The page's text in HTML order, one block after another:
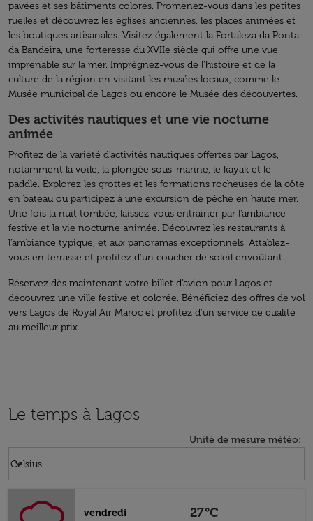
pavées et ses bâtiments colorés. Promenez-vous dans les petites
ruelles et découvrez les églises anciennes, les places animées et
les boutiques artisanales. Visitez également la Fortaleza da Ponta
da Bandeira, une forteresse du XVIIe siècle qui offre une vue
imprenable sur la mer. Imprégnez-vous de l'histoire et de la
culture de la région en visitant les musées locaux, comme le
Musée municipal de Lagos ou encore le Musée des découvertes.
Des activités nautiques et une vie nocturne
animée
Profitez de la variété d’activités nautiques offertes par Lagos,
notamment la voile, la plongée sous-marine, le kayak et le
paddle. Explorez les grottes et les formations rocheuses de la côte
en bateau ou participez à une excursion de pêche en haute mer.
Une fois la nuit tombée, laissez-vous entrainer par l'ambiance
festive et la vie nocturne animée. Découvrez les restaurants à
l’ambiance typique, et aux panoramas exceptionnels. Attablez-
vous en terrasse et profitez d’un coucher de soleil envoûtant.
Réservez dès maintenant votre billet d'avion pour Lagos et
découvrez une ville festive et colorée. Bénéficiez des offres de vol
vers Lagos de Royal Air Maroc et profitez d'un service de qualité
au meilleur prix.
Le temps à Lagos
Unité de mesure météo:
Celsius
keyboard_arrow_down
vendredi
27°C